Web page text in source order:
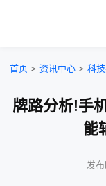
首页 > 资讯中心 > 科
牌路分析!手
能
发